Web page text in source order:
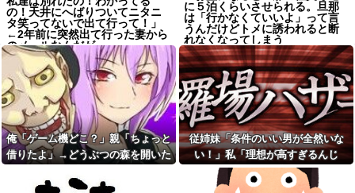
の！天井にへばりついてニタニ
タ笑ってないで出て行って！」
←2年前に突然出て行った妻から
のメールなんだが…
【悲報】 ワイ「ラーメン一袋
だけじゃ足らんわ！二袋作った
ろ！」→結果ｗｗｗ
友人の親が営む店で車を購入
しただけなのに、友人から「裏
切った」と責められるようにな
った理由が理解できず…
サッカークラブに通ってるＡ
くんが急に海外へ引っ越すこと
ョックを受けて...
に５泊くらいさせられる。旦那
は「行かなくていいよ」って言
うんだけどトメに誘われると断
れなくなってしまう
ねりけしで作った正露丸を飲
ませたら｢すっげー効いた。サン
キューな｣と笑顔で返された
【熱波】ドイツ、暑すぎて１
ヶ月で９６００人死亡
【熱波】ドイツ、暑すぎて１
ヶ月で９６００人死亡
【画像】ディズニーのおいな
り巻（600円）、流石にアレすぎ
て賛否両論の大炎上をしてしま
うw w w w w w w他
俺「ゲーム機どこ？」親「ちょっと
借りたよ」→どうぶつの森を開いた
て…
従姉妹「条件のいい男が全然いな
い！」私「理想が高すぎるんじ
ゃ…？」→婚活の愚痴を聞き続けた
結果…